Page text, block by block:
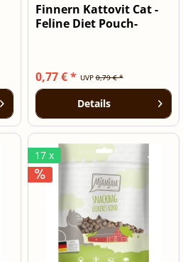
Finnern Kattovit Cat -
Feline Diet Pouch-
UVP0,79 € *
0,77 € *
Details
17 x